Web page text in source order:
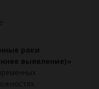
раки
выявление)»